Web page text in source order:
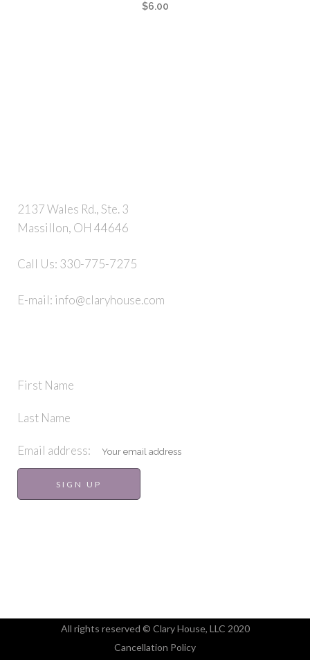
$6.00
2137 Wales Rd., Ste. 3
Massillon, OH 44646
Call Us: 330-775-7275
E-mail: info@claryhouse.com
First Name
Last Name
Email address:
All rights reserved © Clary House, LLC 2020
Cancellation Policy